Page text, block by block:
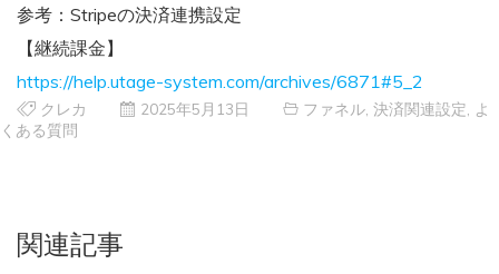
参考：Stripeの決済連携設定
【継続課金】
https://help.utage-system.com/archives/6871#5_2
クレカ 2025年5月13日 ファネル 決済関連設定 よ
くある質問
関連記事